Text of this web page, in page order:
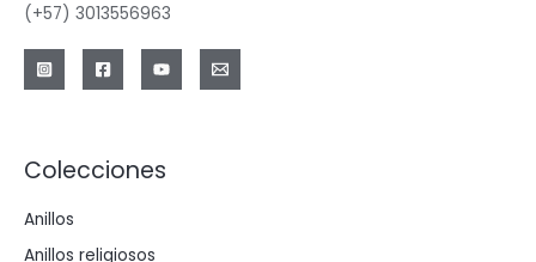
(+57) 3013556963
Colecciones
Anillos
Anillos religiosos